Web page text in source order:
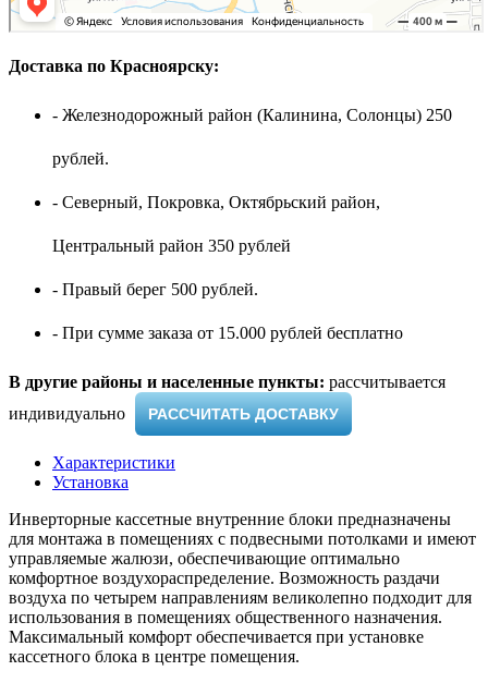
Доставка по Красноярску:
- Железнодорожный район (Калинина, Солонцы) 250
рублей.
- Северный, Покровка, Октябрьский район,
Центральный район 350 рублей
- Правый берег 500 рублей.
- При сумме заказа от 15.000 рублей бесплатно
В другие районы и населенные пункты: рассчитывается
индивидуально ​
РАССЧИТАТЬ ДОСТАВКУ
Характеристики
Установка
Инверторные кассетные внутренние блоки предназначены
для монтажа в помещениях с подвесными потолками и имеют
управляемые жалюзи, обеспечивающие оптимально
комфортное воздухораспределение. Возможность раздачи
воздуха по четырем направлениям великолепно подходит для
использования в помещениях общественного назначения.
Максимальный комфорт обеспечивается при установке
кассетного блока в центре помещения.